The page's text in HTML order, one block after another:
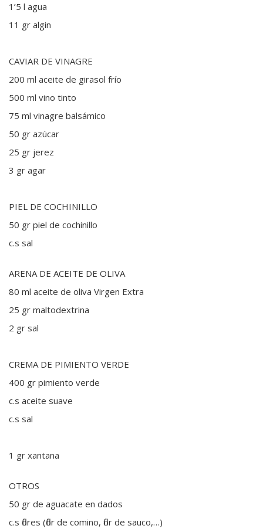
1’5 l agua
11 gr algin
CAVIAR DE VINAGRE
200 ml aceite de girasol frío
500 ml vino tinto
75 ml vinagre balsámico
50 gr azúcar
25 gr jerez
3 gr agar
PIEL DE COCHINILLO
50 gr piel de cochinillo
c.s sal
ARENA DE ACEITE DE OLIVA
80 ml aceite de oliva Virgen Extra
25 gr maltodextrina
2 gr sal
CREMA DE PIMIENTO VERDE
400 gr pimiento verde
c.s aceite suave
c.s sal
1 gr xantana
OTROS
50 gr de aguacate en dados
c.s flores (flor de comino, flor de sauco,…)